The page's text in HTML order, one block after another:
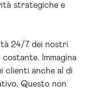
strategiche e
24/7 dei nostri
Immagina
clienti anche al di
Questo non